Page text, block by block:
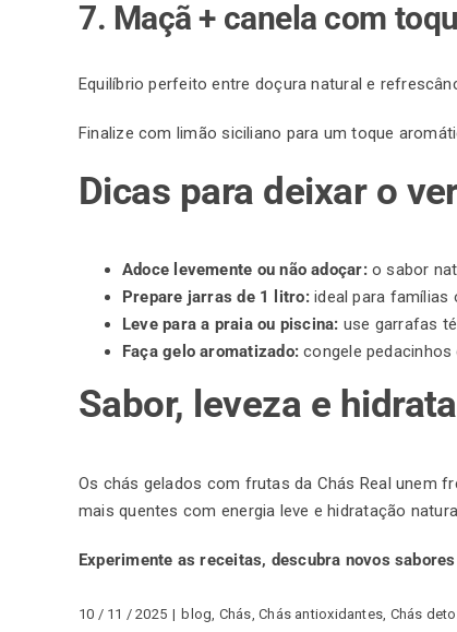
7. Maçã + canela com
Equilíbrio perfeito entre doçura natural e
Finalize com limão siciliano para um toque
Dicas para deixar o
Adoce levemente ou não adoçar:o sabor
Prepare jarras de 1 litro:ideal para famílias
Leve para a praia ou piscina: use garrafas
Faça gelo aromatizado:congele pedacinhos
Sabor, leveza e
Os chás gelados com frutas da Chás Real unem
mais quentes com energia leve e hidratação
Experimente as receitas, descubra novos
10 / 11 / 2025 | blog Chás ,Chás antioxidantes Chás